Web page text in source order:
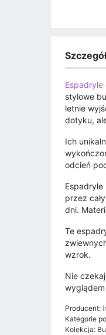
Espadryle
stylowe
letnie
dotyku,
Ich
odcień
Espadryle
przez
dni.
Te
wzrok.
Nie
Producent:
Kategorie
Kolekcja: